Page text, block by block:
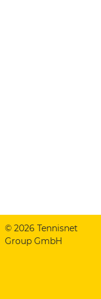
© 2026 Tennisnet
Group GmbH